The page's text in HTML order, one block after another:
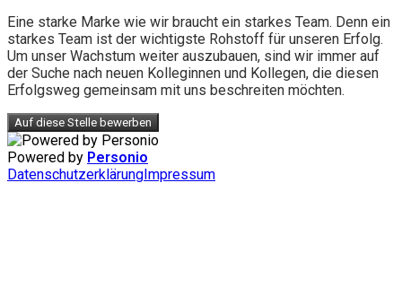
Eine starke Marke wie wir braucht ein starkes Team. Denn ein
starkes Team ist der wichtigste Rohstoff für unseren Erfolg.
Um unser Wachstum weiter auszubauen, sind wir immer auf
der Suche nach neuen Kolleginnen und Kollegen, die diesen
Erfolgsweg gemeinsam mit uns beschreiten möchten.
Auf diese Stelle bewerben
Powered by Personio
DatenschutzerklärungImpressum